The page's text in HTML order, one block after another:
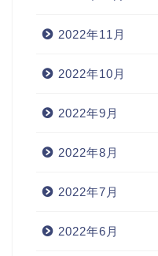
2022年11月
2022年10月
2022年9月
2022年8月
2022年7月
2022年6月